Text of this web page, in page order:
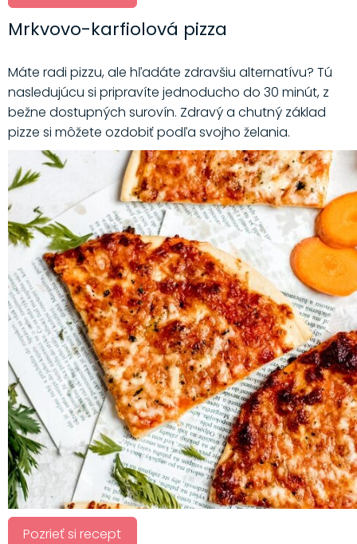
Mrkvovo-karfiolová pizza
Máte radi pizzu, ale hľadáte zdravšiu alternatívu? Tú
nasledujúcu si pripravíte jednoducho do 30 minút, z
bežne dostupných surovín. Zdravý a chutný základ
pizze si môžete ozdobiť podľa svojho želania.
Pozrieť si recept